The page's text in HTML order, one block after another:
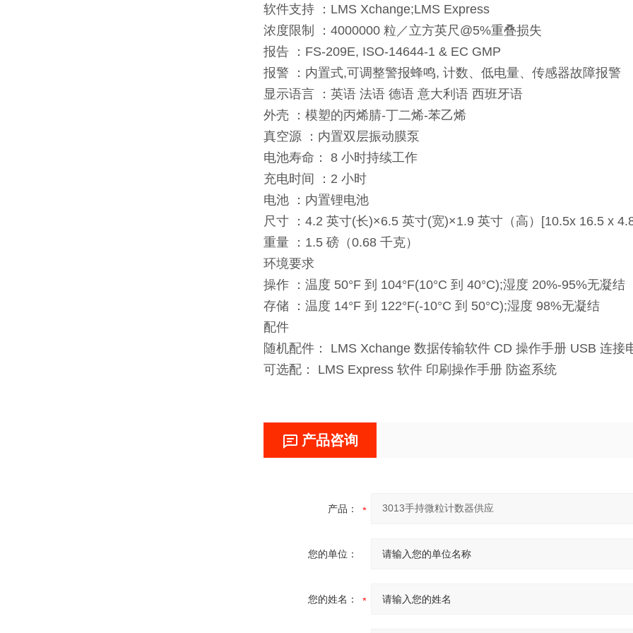
软件支持 ：LMS Xchange;LMS Express
浓度限制 ：4000000 粒／立方英尺@5%重叠损失
报告 ：FS-209E, ISO-14644-1 & EC GMP
报警 ：内置式,可调整警报蜂鸣, 计数、低电量、传感器故障报警
显示语言 ：英语 法语 德语 意大利语 西班牙语
外壳 ：模塑的丙烯腈-丁二烯-苯乙烯
真空源 ：内置双层振动膜泵
电池寿命： 8 小时持续工作
充电时间 ：2 小时
电池 ：内置锂电池
尺寸 ：4.2 英寸(长)×6.5 英寸(宽)×1.9 英寸（高）[10.5x 16.5 x
重量 ：1.5 磅（0.68 千克）
环境要求
操作 ：温度 50°F 到 104°F(10°C 到 40°C);湿度 20%-95%无凝结
存储 ：温度 14°F 到 122°F(-10°C 到 50°C);湿度 98%无凝结
配件
随机配件： LMS Xchange 数据传输软件 CD 操作手册 USB 连接
可选配： LMS Express 软件 印刷操作手册 防盗系统
产品咨询
产品：
您的单位：
您的姓名：